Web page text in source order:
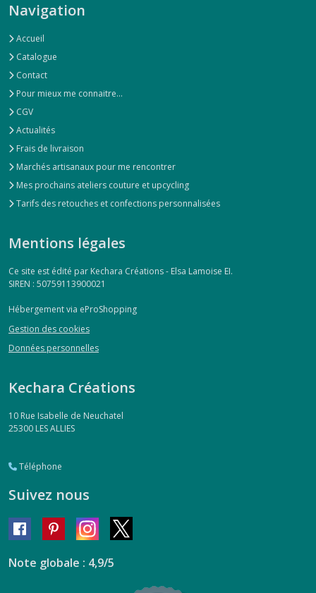
Navigation
Accueil
Catalogue
Contact
Pour mieux me connaitre...
CGV
Actualités
Frais de livraison
Marchés artisanaux pour me rencontrer
Mes prochains ateliers couture et upcycling
Tarifs des retouches et confections personnalisées
Mentions légales
Ce site est édité par Kechara Créations - Elsa Lamoise EI.
SIREN : 50759113900021
Hébergement via eProShopping
Gestion des cookies
Données personnelles
Kechara Créations
10 Rue Isabelle de Neuchatel
25300 LES ALLIES
Téléphone
Suivez nous
Note globale : 4,9/5